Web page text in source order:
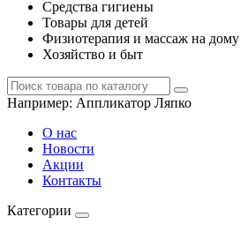
Средства гигиены
Товары для детей
Физиотерапия и массаж на дому
Хозяйство и быт
Например: Аппликатор Ляпко
О нас
Новости
Акции
Контакты
Категории